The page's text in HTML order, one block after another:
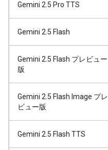
Gemini 2.5 Pro TTS
Gemini 2.5 Flash
Gemini 2.5 Flash プレビュー
版
Gemini 2.5 Flash Image プレ
ビュー版
Gemini 2.5 Flash TTS